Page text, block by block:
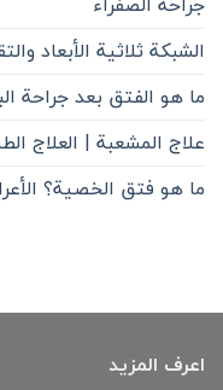
الشبكة ثلاثية الأبعاد
ما هو الفتق بعد جراحة
علاج المشعبة | العلاج
ما هو فتق الخصية؟
اعرف المزيد